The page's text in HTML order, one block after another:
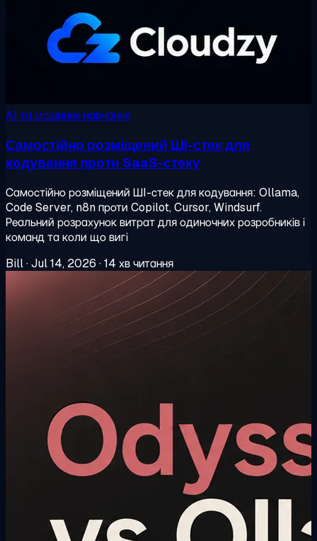
AI та машинне навчання
Самостійно розміщений ШI-стек для
кодування проти SaaS-стеку
Самостійно розміщений ШI-стек для кодування: Ollama,
Code Server, n8n проти Copilot, Cursor, Windsurf.
Реальний розрахунок витрат для одиночних розробників і
команд та коли що вигі
Bill·Jul 14, 2026 ·14 хв читання